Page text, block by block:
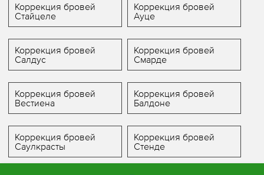
Коррекция бровей
Стайцеле
Коррекция бровей
Ауце
Коррекция бровей
Салдус
Коррекция бровей
Смарде
Коррекция бровей
Вестиена
Коррекция бровей
Балдоне
Коррекция бровей
Саулкрасты
Коррекция бровей
Стенде